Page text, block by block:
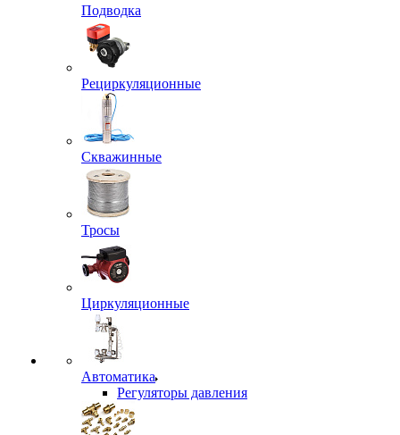
Подводка
Рециркуляционные
Скважинные
Тросы
Циркуляционные
Автоматика
Регуляторы давления